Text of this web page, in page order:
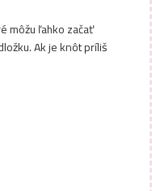
môžu ľahko začať
Ak je knôt príliš